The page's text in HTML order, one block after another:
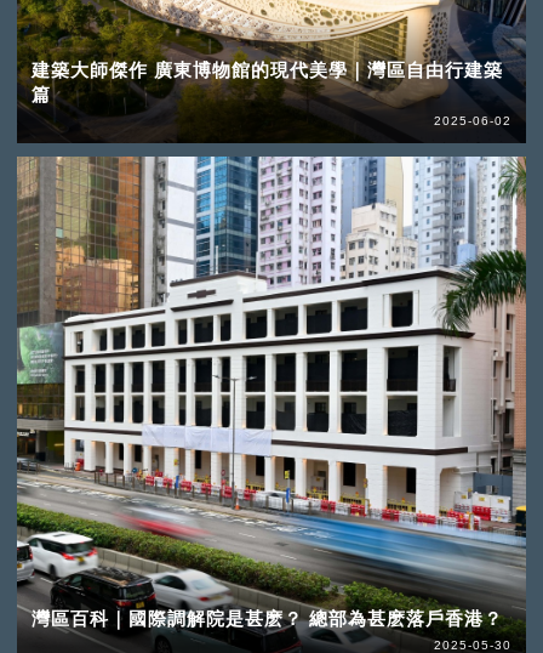
建築大師傑作 廣東博物館的現代美學｜灣區自由行建築
篇
2025-06-02
灣區百科｜國際調解院是甚麽？ 總部為甚麽落戶香港？
2025-05-30